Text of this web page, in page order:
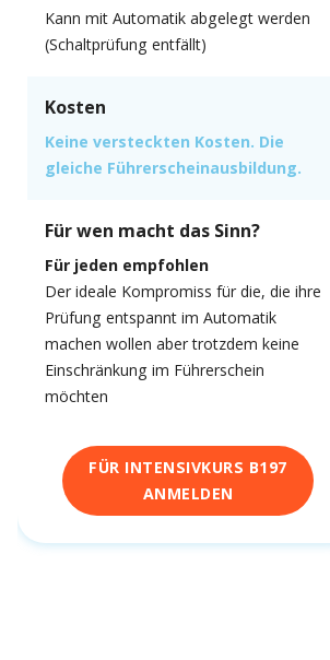
Kann mit Automatik abgelegt werden
(Schaltprüfung entfällt)
Kosten
Keine versteckten Kosten. Die
gleiche Führerscheinausbildung.
Für wen macht das Sinn?
Für jeden empfohlen
Der ideale Kompromiss für die, die ihre
Prüfung entspannt im Automatik
machen wollen aber trotzdem keine
Einschränkung im Führerschein
möchten
FÜR INTENSIVKURS B197
ANMELDEN